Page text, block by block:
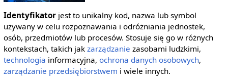
Identyfikatorjest to unikalny kod, nazwa lub symbol
używany w celu rozpoznawania i odróżniania jednostek,
osób, przedmiotów lub procesów. Stosuje się go w różnych
kontekstach, takich jak zarządzanie zasobami ludzkimi,
technologia informacyjna, ochrona danych osobowych,
zarządzanie przedsiębiorstwem i wiele innych.